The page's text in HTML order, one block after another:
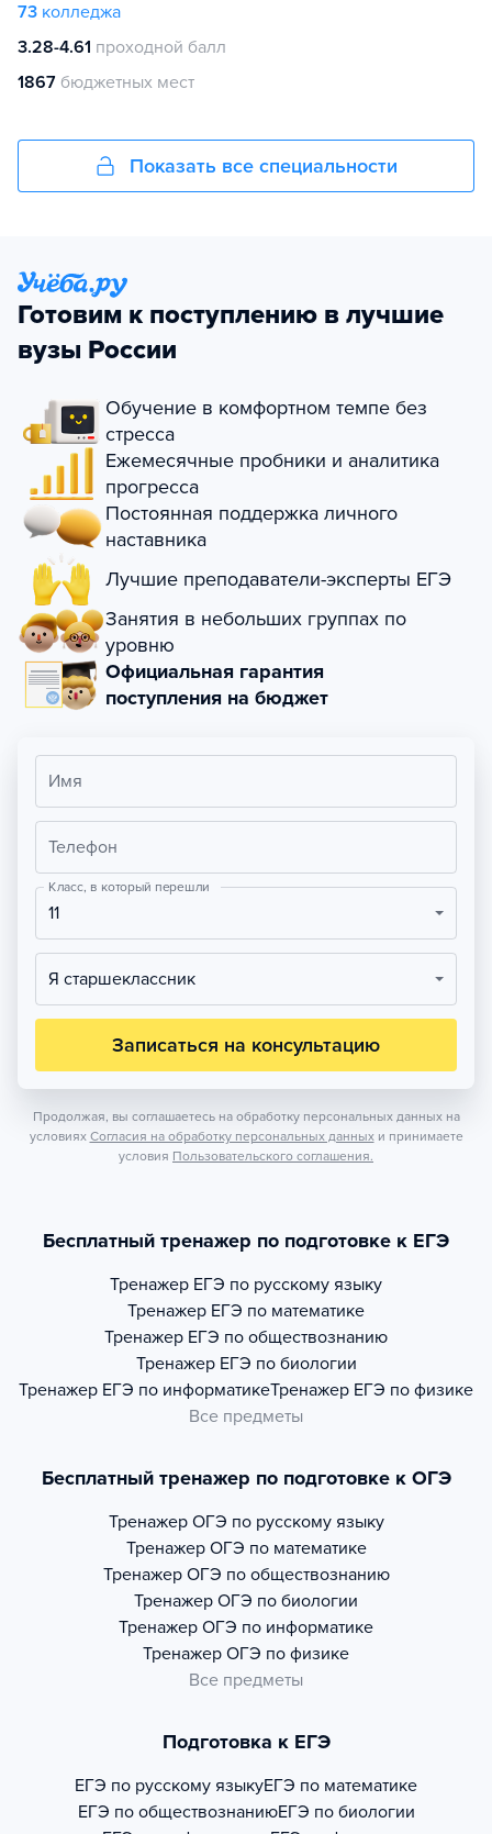
73 колледжа
3.28-4.61 проходной балл
1867 бюджетных мест
Показать все специальности
Готовим к поступлению в лучшие
вузы России
Обучение в комфортном темпе без
стресса
Ежемесячные пробники и аналитика
прогресса
Постоянная поддержка личного
наставника
Лучшие преподаватели-эксперты ЕГЭ
Занятия в небольших группах по
уровню
Официальная гарантия
поступления на бюджет
Имя
Телефон
Класс, в который перешли
11
Я старшеклассник
Записаться на консультацию
Продолжая, вы соглашаетесь на обработку персональных данных на
условиях Согласия на обработку персональных данных и принимаете
условия Пользовательского соглашения.
Бесплатный тренажер по подготовке к ЕГЭ
Тренажер ЕГЭ по русскому языку
Тренажер ЕГЭ по математике
Тренажер ЕГЭ по обществознанию
Тренажер ЕГЭ по биологии
Тренажер ЕГЭ по информатикеТренажер ЕГЭ по физике
Все предметы
Бесплатный тренажер по подготовке к ОГЭ
Тренажер ОГЭ по русскому языку
Тренажер ОГЭ по математике
Тренажер ОГЭ по обществознанию
Тренажер ОГЭ по биологии
Тренажер ОГЭ по информатике
Тренажер ОГЭ по физике
Все предметы
Подготовка к ЕГЭ
ЕГЭ по русскому языкуЕГЭ по математике
ЕГЭ по обществознаниюЕГЭ по биологии